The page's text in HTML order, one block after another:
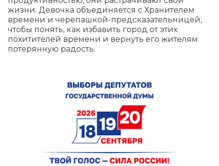
жизни. Девочка объединяется с Хранителем
времени и черепашкой-предсказательницей,
чтобы понять, как избавить город от этих
похитителей времени и вернуть его жителям
потерянную радость.